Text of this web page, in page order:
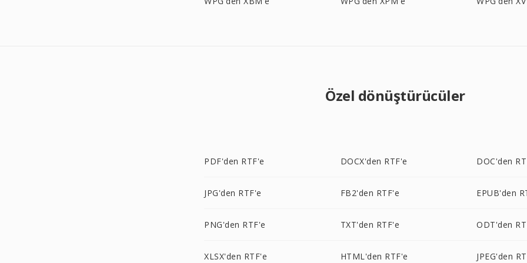
Özel dönüştürücüler
PDF'den RTF'e DOCX'den RTF'e DOC'den
JPG'den RTF'e FB2'den RTF'e EPUB'den
PNG'den RTF'e TXT'den RTF'e ODT'den
XLSX'den RTF'e HTML'den RTF'e JPEG'den